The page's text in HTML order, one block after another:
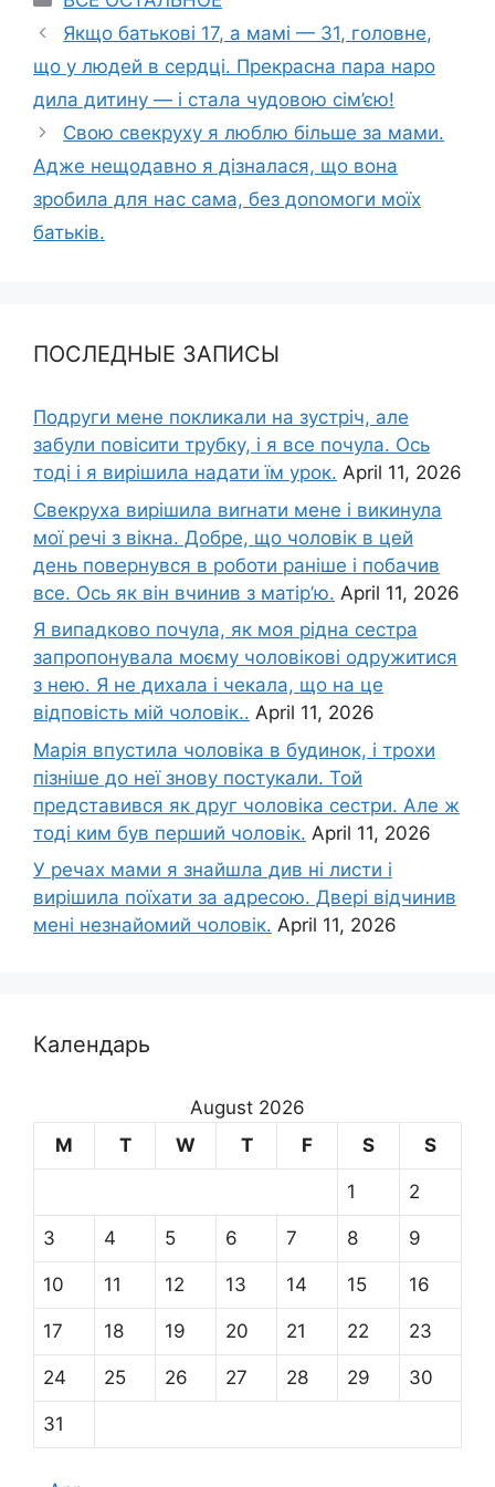
Якщо батькові 17, а мамі — 31, головне,
що у людей в сердці. Прекрасна пара наро
дила дитину — і стала чудовою сім’єю!
Свою свекруху я люблю більше за мами.
Адже нещодавно я дізналася, що вона
зробила для нас сама, без доnомоги моїх
батьків.
ПОСЛЕДНЫЕ ЗАПИСЫ
Подруги мене покликали на зустріч, але
забули повісити трубку, і я все почула. Ось
тоді і я вирішила надати їм урок. April 11, 2026
Свекруха вирішила виrнати мене і викинула
мої речі з вікна. Добре, що чоловік в цей
день повернувся в роботи раніше і побачив
все. Ось як він вчинив з матір’ю. April 11, 2026
Я випадково почула, як моя рідна сестра
запропонувала моєму чоловікові одружитися
з нею. Я не дихала і чекала, що на це
відповість мій чоловік.. April 11, 2026
Марія впустила чоловіка в будинок, і трохи
пізніше до неї знову постукали. Той
представився як друг чоловіка сестри. Але ж
тоді ким був перший чоловік. April 11, 2026
У речах мами я знайшла див ні листи і
вирішила поїхати за адресою. Двері відчинив
мені незнайомий чоловік. April 11, 2026
Календарь
August 2026
M
T W T F S S
1 2
3 4 5 6 7 8 9
10 11 12 13 14 15 16
17 18 19 20 21 22 23
24 25 26 27 28 29 30
31